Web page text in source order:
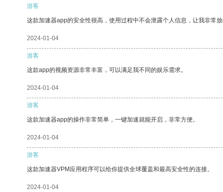
游客
这款加速器app的安全性很高，使用过程中不会泄露个人信息，让我非常
2024-01-04
游客
这款app的视频资源非常丰富，可以满足我不同的娱乐需求。
2024-01-04
游客
这款加速器app的操作非常简单，一键加速就能开启，非常方便。
2024-01-04
游客
这款加速器VPM应用程序可以给你提供全球覆盖和最高安全性的连接。
2024-01-04